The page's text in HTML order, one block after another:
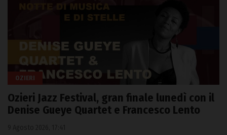
OZIERI
Ozieri Jazz Festival, gran finale lunedì con il
Denise Gueye Quartet e Francesco Lento